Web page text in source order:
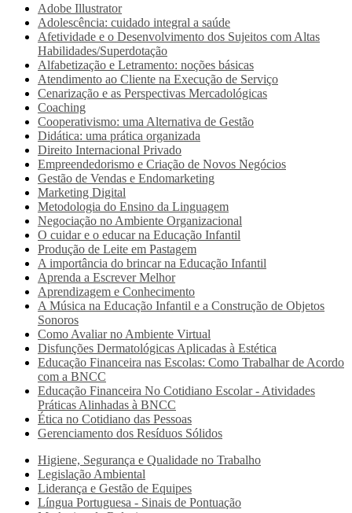
Adobe Illustrator
Adolescência: cuidado integral a saúde
Afetividade e o Desenvolvimento dos Sujeitos com Altas
Habilidades/Superdotação
Alfabetização e Letramento: noções básicas
Atendimento ao Cliente na Execução de Serviço
Cenarização e as Perspectivas Mercadológicas
Coaching
Cooperativismo: uma Alternativa de Gestão
Didática: uma prática organizada
Direito Internacional Privado
Empreendedorismo e Criação de Novos Negócios
Gestão de Vendas e Endomarketing
Marketing Digital
Metodologia do Ensino da Linguagem
Negociação no Ambiente Organizacional
O cuidar e o educar na Educação Infantil
Produção de Leite em Pastagem
A importância do brincar na Educação Infantil
Aprenda a Escrever Melhor
Aprendizagem e Conhecimento
A Música na Educação Infantil e a Construção de Objetos
Sonoros
Como Avaliar no Ambiente Virtual
Disfunções Dermatológicas Aplicadas à Estética
Educação Financeira nas Escolas: Como Trabalhar de Acordo
com a BNCC
Educação Financeira No Cotidiano Escolar - Atividades
Práticas Alinhadas à BNCC
Ética no Cotidiano das Pessoas
Gerenciamento dos Resíduos Sólidos
Higiene, Segurança e Qualidade no Trabalho
Legislação Ambiental
Liderança e Gestão de Equipes
Língua Portuguesa - Sinais de Pontuação